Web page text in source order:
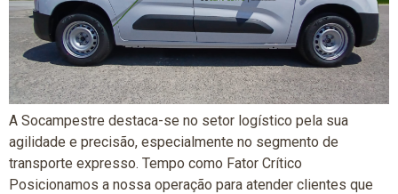
A Socampestre destaca-se no setor logístico pela sua
agilidade e precisão, especialmente no segmento de
transporte expresso. Tempo como Fator Crítico
Posicionamos a nossa operação para atender clientes que